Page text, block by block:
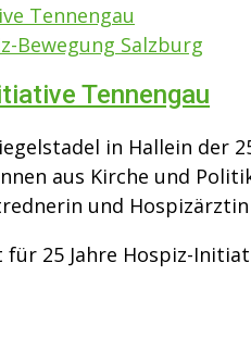
Bewegung Salzburg
Tennengau
in Hallein der
aus Kirche und
und
für 25 Jahre Hospiz-